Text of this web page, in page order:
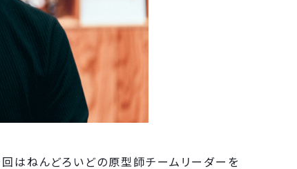
回はねんどろいどの原型師チームリーダーを